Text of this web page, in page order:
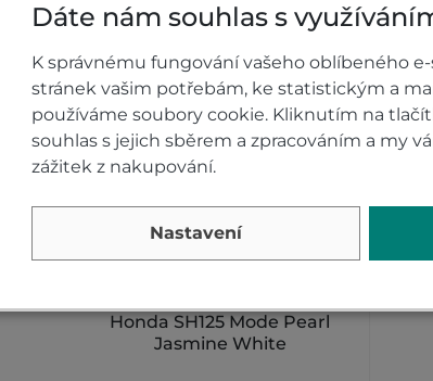
Honda SH125 Mode Pearl
Jasmine White
Dáte nám souhlas s
K správnému fungování vašeho oblíbeného
stránek vašim potřebám, ke statistickým a
používáme soubory cookie. Kliknutím na
souhlas s jejich sběrem a zpracováním a my
zážitek z nakupování.
Nastavení